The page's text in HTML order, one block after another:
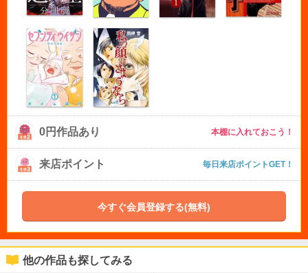
0円作品あり 本棚に入れておこう！
来店ポイント 毎日来店ポイントGET！
今すぐ会員登録する(無料)
他の作品も探してみる